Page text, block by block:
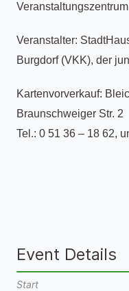
Veranstalter:
Burgdorf (VKK), der
Kartenvorverkauf:
Braunschweiger Str. 2
Tel.: 0 51 36 – 18 62,
Event Details
Start